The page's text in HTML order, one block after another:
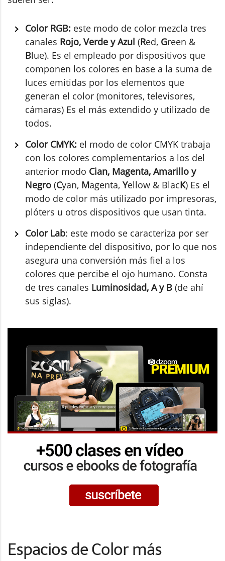
Color RGB: este modo de color mezcla tres
canales Rojo, Verde y Azul (Red, Green &
Blue). Es el empleado por dispositivos que
componen los colores en base a la suma de
luces emitidas por los elementos que
generan el color (monitores, televisores,
cámaras) Es el más extendido y utilizado de
todos.
Color CMYK: el modo de color CMYK trabaja
con los colores complementarios a los del
anterior modo Cian, Magenta, Amarillo y
Negro (Cyan, Magenta, Yellow & BlacK) Es el
modo de color más utilizado por impresoras,
plóters u otros dispositivos que usan tinta.
Color Lab: este modo se caracteriza por ser
independiente del dispositivo, por lo que nos
asegura una conversión más fiel a los
colores que percibe el ojo humano. Consta
de tres canales Luminosidad, A y B (de ahí
sus siglas).
Espacios de Color más